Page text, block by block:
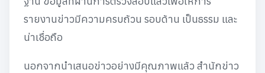
รายงานข่าวมีความครบถ้วน รอบด้าน เป็นธรรม และ
น่าเชื่อถือ
นอกจากนำเสนอข่าวอย่างมีคุณภาพแล้ว สำนักข่าว